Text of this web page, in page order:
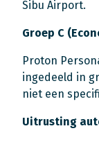
Sibu Airport.
Groep C
Proton
ingedeeld in
niet een
Uitrusting